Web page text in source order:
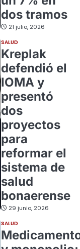
dos tramos
21 julio, 2026
SALUD
Kreplak
defendió el
IOMA y
presentó
dos
proyectos
para
reformar el
sistema de
salud
bonaerense
29 junio, 2026
SALUD